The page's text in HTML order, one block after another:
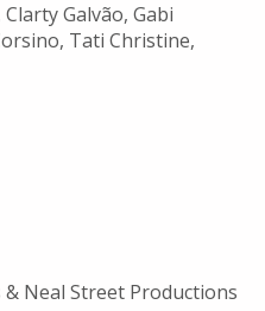
Galvão, Gabi
Tati Christine,
Neal Street Productions